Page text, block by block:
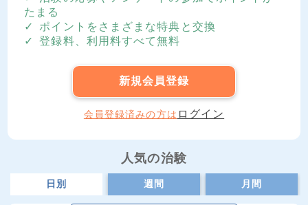
たまる
ポイントをさまざまな特典と交換
登録料、利用料すべて無料
新規会員登録
会員登録済みの方は ログイン
人気の治験
日別 週間 月間